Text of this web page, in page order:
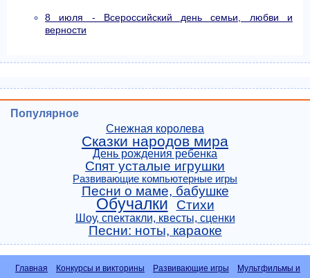
8 июля - Всероссийский день семьи, любви и
верности
Популярное
Снежная королева
Сказки народов мира
День рождения ребенка
Спят усталые игрушки
Развивающие компьютерные игры
Песни о маме, бабушке
Обучалки Стихи
Шоу, спектакли, квесты, сценки
Песни: ноты, караоке
Главная Конкурсы и викторины Развивающие игры
Мультфильмы и